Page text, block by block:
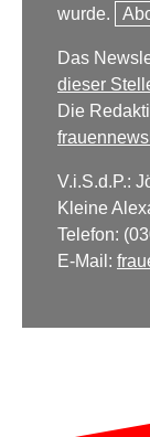
wurde.
Das
dieser
Die
V.i.S.d.P.:
Kleine
Telefon:
E-Mail: